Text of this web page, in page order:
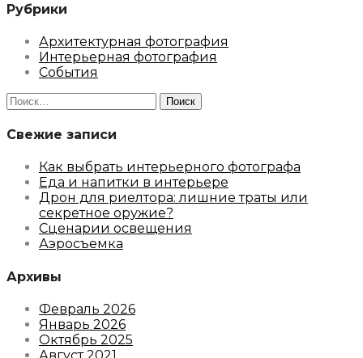
Рубрики
Архитектурная фотография
Интерьерная фотография
События
Найти:
Свежие записи
Как выбрать интерьерного фотографа
Еда и напитки в интерьере
Дрон для риелтора: лишние траты или
секретное оружие?
Сценарии освещения
Аэросъемка
Архивы
Февраль 2026
Январь 2026
Октябрь 2025